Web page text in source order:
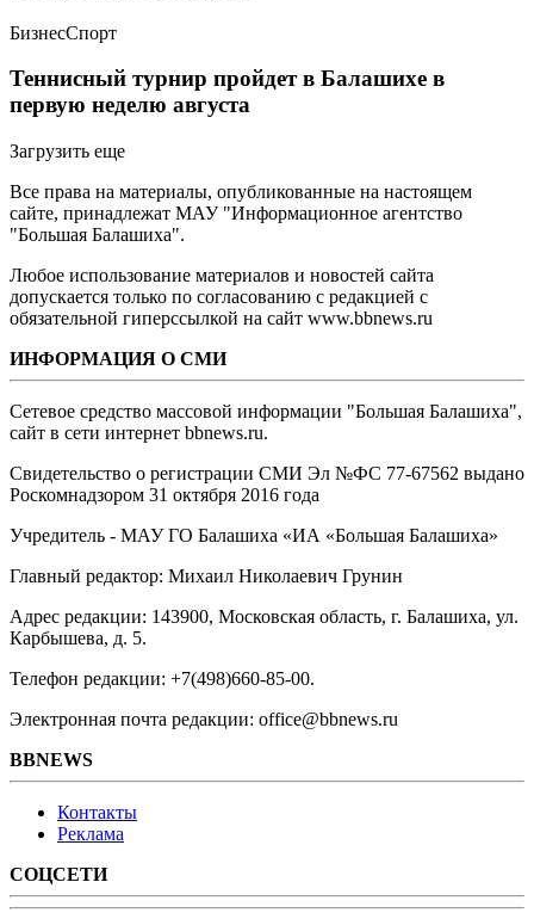
БизнесСпорт
Теннисный турнир пройдет в Балашихе в
первую неделю августа
Загрузить еще
Все права на материалы, опубликованные на настоящем
сайте, принадлежат МАУ "Информационное агентство
"Большая Балашиха".
Любое использование материалов и новостей сайта
допускается только по согласованию с редакцией с
обязательной гиперссылкой на сайт www.bbnews.ru
ИНФОРМАЦИЯ О СМИ
Сетевое средство массовой информации "Большая Балашиха",
сайт в сети интернет bbnews.ru.
Свидетельство о регистрации СМИ Эл №ФС ‎77-67562 выдано
Роскомнадзором 31 октября 2016 года
Учредитель - МАУ ГО Балашиха «ИА «Большая Балашиха»
Главный редактор: Михаил Николаевич Грунин
Адрес редакции: 143900, Московская область, г. Балашиха, ул.
Карбышева, д. 5.
Телефон редакции: +7(498)660-85-00.
Электронная почта редакции: office@bbnews.ru
BBNEWS
Контакты
Реклама
СОЦСЕТИ